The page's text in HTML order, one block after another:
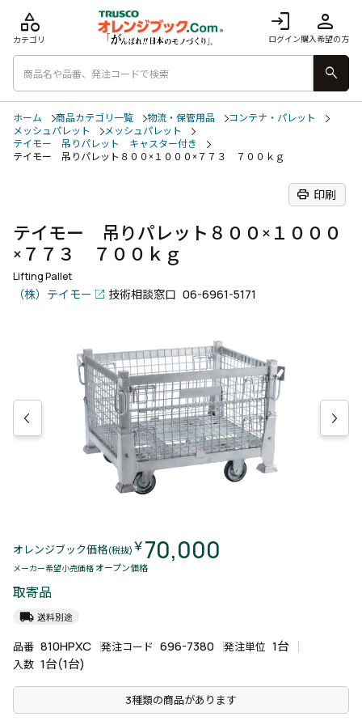
login
ログイン
person
購入希望の方
category
カテゴリ
search
ホーム 商品カテゴリ一覧 物流・保管用品
コンテナ・パレット
メッシュパレット
メッシュパレット
テイモー 吊りパレット キャスター付き
テイモー 吊りパレット８００×１０００×７７３ ７００ｋｇ
print 印刷
テイモー 吊りパレット８００×１０００
×７７３ ７００ｋｇ
Lifting Pallet
（株）テイモー 技術相談窓口 06-6961-5171
オレンジブック価格(税抜) ￥70,000
メーカー希望小売価格 オープン価格
取寄品
local_shipping 送料別途
品番 810HPXC 発注コード 696-7380 発注単位 1台
入数 1台(1台)
3種類の商品があります